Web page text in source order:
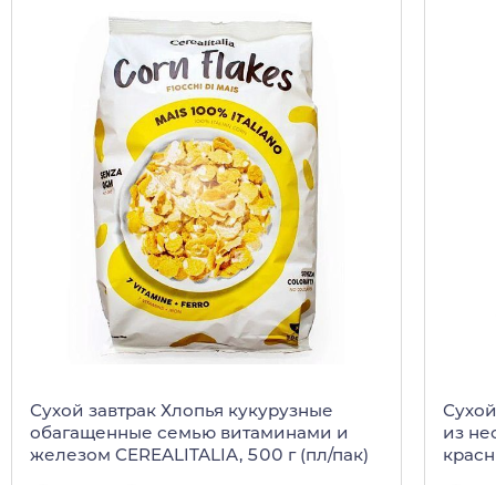
Сухой завтрак Хлопья кукурузные
обагащенные семью витаминами и
железом CEREALITALIA, 500 г (пл/пак)
из